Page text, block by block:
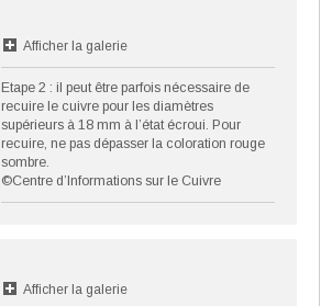
Afficher la galerie
Etape 2 : il peut être parfois nécessaire de
recuire le cuivre pour les diamètres
supérieurs à 18 mm à l’état écroui. Pour
recuire, ne pas dépasser la coloration rouge
sombre.
©Centre d’Informations sur le Cuivre
Afficher la galerie